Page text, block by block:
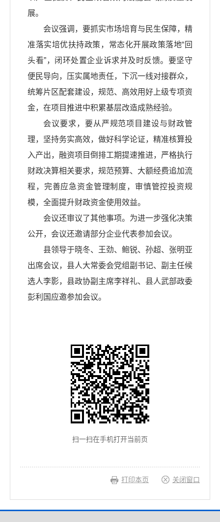
展。
会议强调，要抓实市场培育与民生保障，精
准落实培优扶持政策，常态化开展政策落地“回
头看”，闭环处置企业诉求并及时反馈。要坚守
便民导向，压实属地责任，下沉一线对接群众，
统筹片区配套建设，规范、高效用好上级专项资
金，在项目推进中积累基层改造成熟经验。
会议要求，要从严规范项目建设与财政管
理，坚持务实高效，做好科学论证，精准核算投
入产出，融资项目倒排工期提速推进，严格执行
财政决算相关要求，规范预算、大额经费追加流
程，完善应急资金管理制度，审慎管控投资规
模，全面提升财政资金使用效益。
会议还审议了其他事项。为进一步强化决策
公开，会议还邀请部分企业代表参加会议。
县领导于晓冬、王劲、鲍锐、孙超、张明亚
出席会议，县人大常委会党组副书记、副主任候
选人李影，县政协副主席李祥礼、县人武部政委
彭利国应邀参加会议。
扫一扫在手机打开当前页
打印本页 关闭窗口